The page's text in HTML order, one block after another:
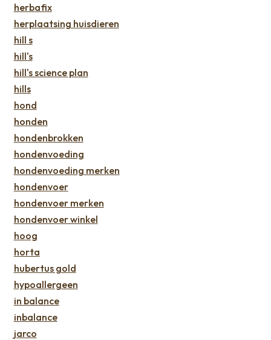
herbafix
herplaatsing huisdieren
hill s
hill's
hill's science plan
hills
hond
honden
hondenbrokken
hondenvoeding
hondenvoeding merken
hondenvoer
hondenvoer merken
hondenvoer winkel
hoog
horta
hubertus gold
hypoallergeen
in balance
inbalance
jarco